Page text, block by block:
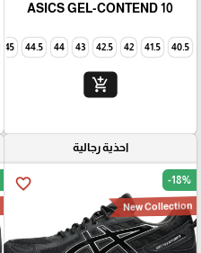
ASICS GEL-CONTEND 10
40.5
41.5
42
42.5
43
44
44.5
45
add_shopping_cart
احذية رجالية
favorite_border -18%
New Collection